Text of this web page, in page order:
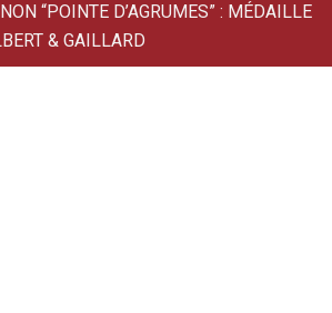
“POINTE D’AGRUMES” : MÉDAILLE
& GAILLARD